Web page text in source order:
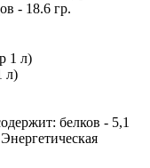
- 18.6 гр.
л)
белков - 5,1